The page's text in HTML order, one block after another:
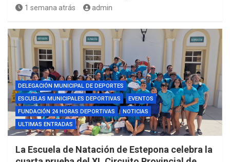
1 semana atrás admin
DELEGACIÓN MUNICIPAL DE DEPORTES
ESCUELAS MUNICIPALES DEPORTIVAS
EVENTOS
FUNDACIÓN 24 HORAS DEPORTIVAS
NOTICIAS
ULTIMAS ENTRADAS
La Escuela de Natación de Estepona celebra la